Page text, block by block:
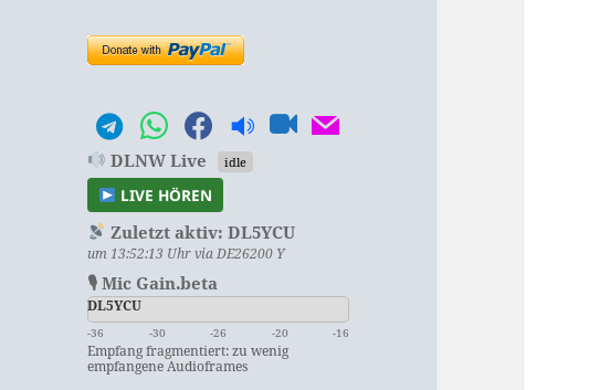
DLNW Live idle
LIVE HÖREN
Zuletzt aktiv: DL5YCU
um 13:52:13 Uhr via DE26200 Y
🎙 Mic Gain.beta
DL5YCU
-36 -30 -26 -20 -16
Empfang fragmentiert: zu wenig
empfangene Audioframes